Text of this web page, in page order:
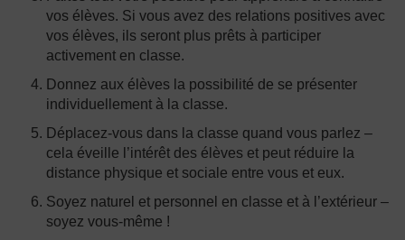
vos élèves. Si vous avez des relations positives avec
vos élèves, ils seront plus prêts à participer
activement en classe.
Donnez aux élèves la possibilité de se présenter
individuellement à la classe.
Déplacez-vous dans la classe quand vous parlez –
cela éveille l’intérêt des élèves et peut réduire la
distance physique et sociale entre vous et eux.
Soyez naturel et personnel en classe et à l’extérieur –
soyez vous-même !